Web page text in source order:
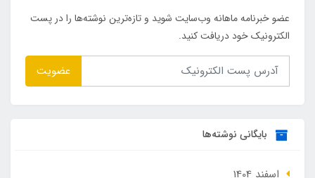
عضو خبرنامه ماهانه وب‌سایت شوید و تازه‌ترین نوشته‌ها را در پست
الکترونیک خود دریافت کنید.
عضویت
بایگانی نوشته‌ها
اسفند 1404